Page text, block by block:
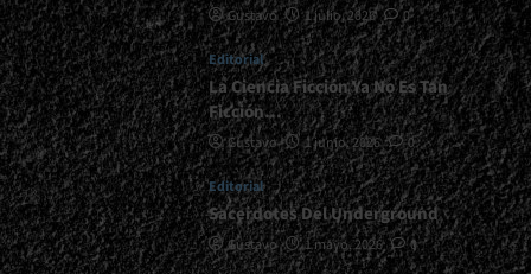
|
</span>
</small>
<div>“El
Metal
Puede
Ser
Potente
Y
A
La
Vez
Gustavo 1 julio, 2026 0
Editorial
La Ciencia Ficción Ya No Es Tan
Ficción…
Gustavo 1 junio, 2026 0
Editorial
Sacerdotes Del Underground
Gustavo 1 mayo, 2026 0